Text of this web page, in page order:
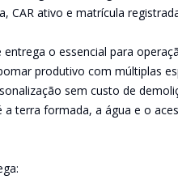
CAR ativo e matrícula
o essencial para
produtivo com múltiplas
sem custo de
a terra formada, a água e o